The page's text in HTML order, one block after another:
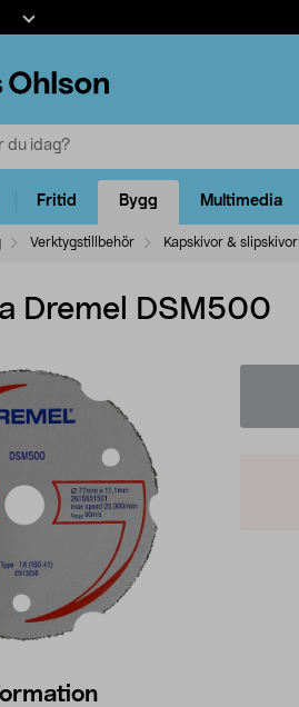
Fritid Bygg Multimedia
Verktygstillbehör Kapskivor & slipskivor
Dremel DSM500